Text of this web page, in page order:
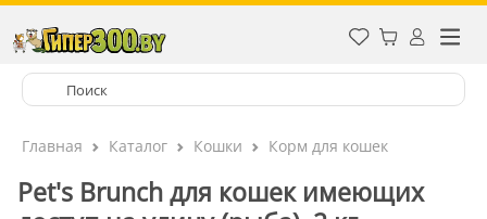
Главная Каталог Кошки Корм для кошек
Pet's Brunch для кошек имеющих